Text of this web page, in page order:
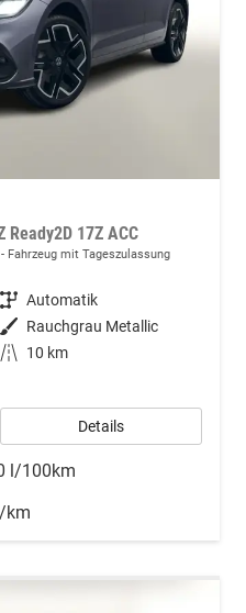
Ready2D 17Z ACC
Fahrzeug mit Tageszulassung
Getriebe Automatik
Außenfarbe Rauchgrau Metallic
Kilometerstand
10 km
Details
l/100km
km